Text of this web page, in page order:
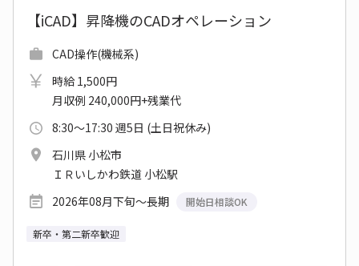
【iCAD】昇降機のCADオペレーション
CAD操作(機械系)
時給 1,500円
月収例 240,000円+残業代
8:30～17:30 週5日 (土日祝休み)
石川県 小松市
ＩＲいしかわ鉄道 小松駅
2026年08月下旬～長期
開始日相談OK
新卒・第二新卒歓迎